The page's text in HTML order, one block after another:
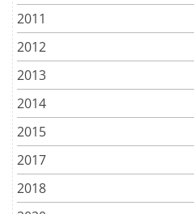
2011
2012
2013
2014
2015
2017
2018